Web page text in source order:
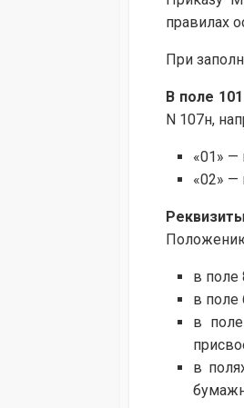
правилах
При
В поле 101
N 107н,
«01» —
«02» —
в поле
в поле
в
в